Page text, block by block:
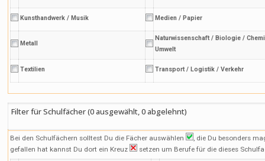
Kunsthandwerk / Musik Medien / Papier
Metall
Naturwissenschaft / Biologie /
Umwelt
Textilien Transport / Logistik / Verkehr
Filter für Schulfächer (0ausgewählt,0abgelehnt)
Bei den Schulfächern solltest Du die Fächer auswählen
, die Du besonders
gefallen hat kannst Du dort ein Kreuz
setzen um Berufe für die dieses